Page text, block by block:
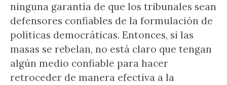
ninguna garantía de que los tribunales sean
defensores confiables de la formulación de
políticas democráticas. Entonces, si las
masas se rebelan, no está claro que tengan
algún medio confiable para hacer
retroceder de manera efectiva a la